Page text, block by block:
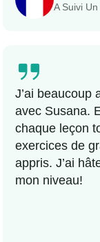
A Suivi
J’ai beaucoup
avec Susana.
chaque leçon
exercices de
appris. J’ai
mon niveau!